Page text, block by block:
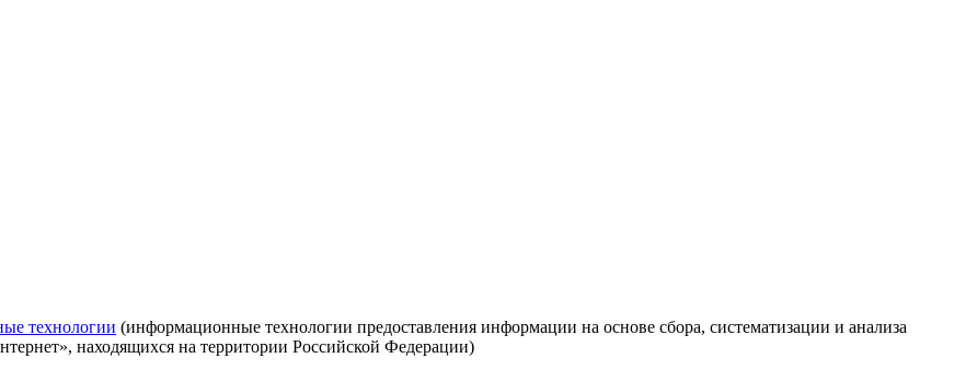
технологии (информационные технологии предоставления информации на основе сбора, систематизации и анализа
находящихся на территории Российской Федерации)